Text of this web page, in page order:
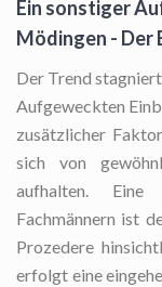
Ein sonstiger
Mödingen - Der
Der Trend
Aufgeweckten
zusätzlicher
sich von
aufhalten. Eine
Fachmännern ist
Prozedere
erfolgt eine